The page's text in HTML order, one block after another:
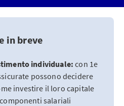
in breve
individuale:con 1e
possono decidere
investire il loro capitale
salariali